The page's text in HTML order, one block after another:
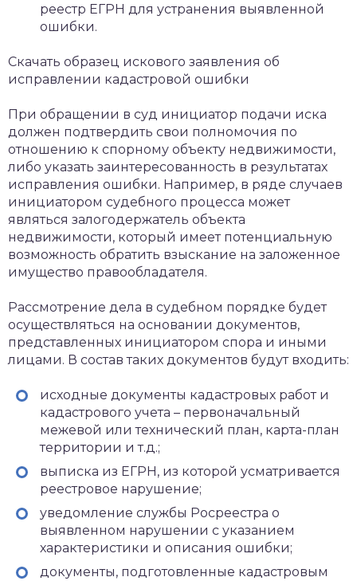
реестр ЕГРН для устранения выявленной
ошибки.
Скачать образец искового заявления об
исправлении кадастровой ошибки
При обращении в суд инициатор подачи иска
должен подтвердить свои полномочия по
отношению к спорному объекту недвижимости,
либо указать заинтересованность в результатах
исправления ошибки. Например, в ряде случаев
инициатором судебного процесса может
являться залогодержатель объекта
недвижимости, который имеет потенциальную
возможность обратить взыскание на заложенное
имущество правообладателя.
Рассмотрение дела в судебном порядке будет
осуществляться на основании документов,
представленных инициатором спора и иными
лицами. В состав таких документов будут входить:
исходные документы кадастровых работ и
кадастрового учета – первоначальный
межевой или технический план, карта-план
территории и т.д.;
выписка из ЕГРН, из которой усматривается
реестровое нарушение;
уведомление службы Росреестра о
выявленном нарушении с указанием
характеристики и описания ошибки;
документы, подготовленные кадастровым